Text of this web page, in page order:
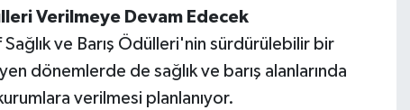
Verilmeye Devam Edecek
ve Barış Ödülleri'nin sürdürülebilir bir
dönemlerde de sağlık ve barış alanlarında
verilmesi planlanıyor.